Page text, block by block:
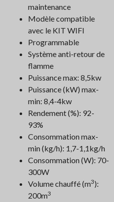
maintenance
Modèle compatible
avec le KIT WIFI
Programmable
Système anti-retour de
flamme
Puissance max: 8,5kw
Puissance (kW) max-
min: 8,4-4kw
Rendement (%): 92-
93%
Consommation max-
min (kg/h): 1,7-1,1kg/h
Consommation (W): 70-
300W
Volume chauffé (m3):
200m3